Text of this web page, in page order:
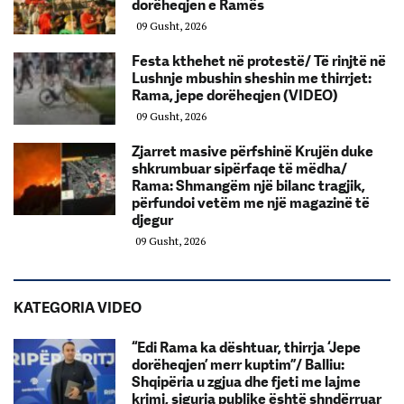
dorëheqjen e Ramës
09 Gusht, 2026
Festa kthehet në protestë/ Të rinjtë në
Lushnje mbushin sheshin me thirrjet:
Rama, jepe dorëheqjen (VIDEO)
09 Gusht, 2026
Zjarret masive përfshinë Krujën duke
shkrumbuar sipërfaqe të mëdha/
Rama: Shmangëm një bilanc tragjik,
përfundoi vetëm me një magazinë të
djegur
09 Gusht, 2026
KATEGORIA VIDEO
“Edi Rama ka dështuar, thirrja ‘Jepe
dorëheqjen’ merr kuptim”/ Balliu:
Shqipëria u zgjua dhe fjeti me lajme
krimi, siguria publike është shndërruar